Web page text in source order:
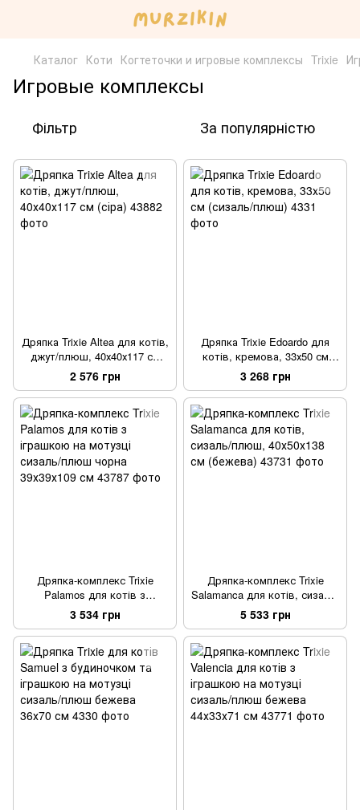
Каталог Коти Когтеточки и игровые комплексы Trixie
Игровые комплексы
Фільтр За популярністю
Дряпка Trixie Altea для котів,
джут/плюш, 40х40х117 см
(сіра)
2 576 грн
Дряпка Trixie Edoardo для
котів, кремова, 33х50 см
(сизаль/плюш)
3 268 грн
Дряпка-комплекс Trixie
Palamos для котів з
іграшкою на мотузці сизаль/
плюш чорна 39х39х109 см
3 534 грн
Дряпка-комплекс Trixie
Salamanca для котів, сизаль/
плюш, 40х50х138 см (бежева)
5 533 грн